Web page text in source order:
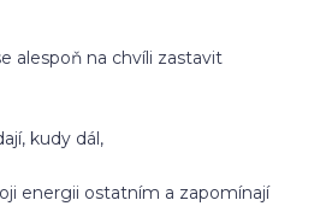
alespoň na chvíli zastavit
kudy dál,
energii ostatním a zapomínají